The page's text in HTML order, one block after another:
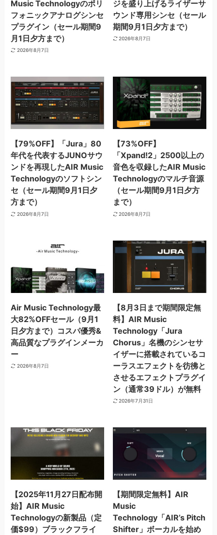
Music Technologyのポリ
フォニックアナログシンセ
プラグイン（セール期間9
月1日夕方まで）
2026年8月7日
ジを盛り上げるライザーサ
ウンド専用シンセ（セール
期間9月1日夕方まで）
2026年8月7日
【79%OFF】「Jura」80
年代を代表するJUNOサウ
ンドを再現したAIR Music
Technologyのソフトシン
セ（セール期間9月1日夕
方まで）
2026年8月7日
【73%OFF】
「Xpand!2」2500以上の
音色を収録したAIR Music
Technologyのマルチ音源
（セール期間9月1日夕方
まで）
2026年8月7日
Air Music Technology最
大82%OFFセール（9月1
日夕方まで）コスパ優秀&
高品質なプラグインメーカ
ー
2026年8月7日
【8月3日まで期間限定無
料】AIR Music
Technology「Jura
Chorus」名機のシンセサ
イザーに搭載されているコ
ーラスエフェクトを彷彿と
させるエフェクトプラグイ
ン（通常39ドル）が無料
2026年7月31日
【2025年11月27日配布開
始】AIR Music
Technologyの新製品（定
価$99）ブラックフライ
【期間限定無料】AIR
Music
Technology「AIR’s Pitch
Shifter」ボーカルを始め